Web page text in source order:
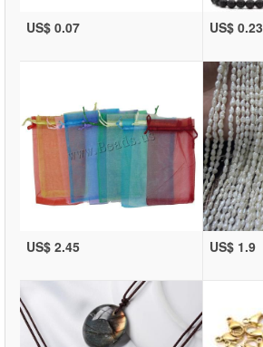
US$ 0.07 US$ 0.23
US$ 2.45 US$ 1.9